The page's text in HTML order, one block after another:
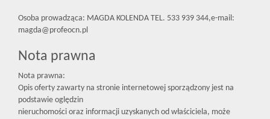
Osoba prowadząca: MAGDA KOLENDA TEL. 533 939 344,e-mail:
magda@profeocn.pl
Nota prawna
Nota prawna:
Opis oferty zawarty na stronie internetowej sporządzony jest na
podstawie oględzin
nieruchomości oraz informacji uzyskanych od właściciela, może